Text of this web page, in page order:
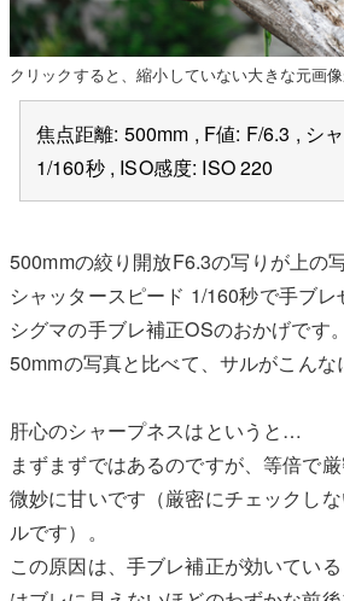
クリックすると、縮小していない大きな元画像
焦点距離: 500mm , F値: F/6.3 , シ
1/160秒 , ISO感度: ISO 220
500mmの絞り開放F6.3の写りが上の写
シャッタースピード 1/160秒で手ブレ
シグマの手ブレ補正OSのおかげです。
50mmの写真と比べて、サルがこんな
肝心のシャープネスはというと…
まずまずではあるのですが、等倍で
微妙に甘いです（厳密にチェックし
ルです）。
この原因は、手ブレ補正が効いてい